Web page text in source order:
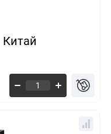
Китай